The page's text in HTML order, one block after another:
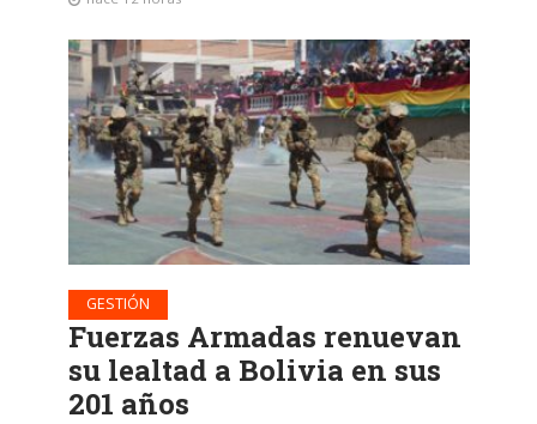
GESTIÓN
Fuerzas Armadas renuevan
su lealtad a Bolivia en sus
201 años